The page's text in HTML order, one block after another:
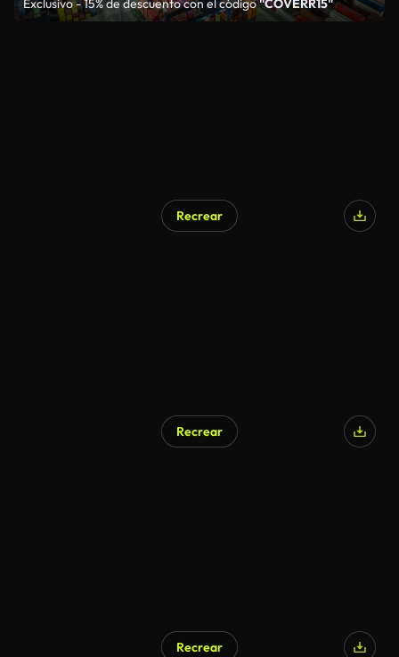
Exclusivo - 15% de descuento con el código"COVERR15"
Recrear
Recrear
Recrear